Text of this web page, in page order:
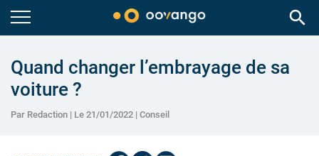
search
Quand changer l’embrayage de sa
voiture ?
Par Redaction | Le 21/01/2022 | Conseil